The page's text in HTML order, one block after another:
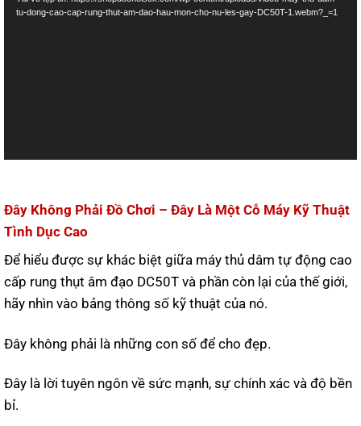
Video
tu-dong-cao-cap-rung-thut-am-dao-hau-mon-cho-nu-les-gay-DC50T-1.webm?_=1
Đây Không Phải Đồ Chơi – Đây Là Một Cỗ Máy Kỹ Thuật
Tình Dục Cao
Để hiểu được sự khác biệt giữa máy thủ dâm tự động cao
cấp rung thụt âm đạo DC50T và phần còn lại của thế giới,
hãy nhìn vào bảng thông số kỹ thuật của nó.
Đây không phải là những con số để cho đẹp.
Đây là lời tuyên ngôn về sức mạnh, sự chính xác và độ bền
bỉ.